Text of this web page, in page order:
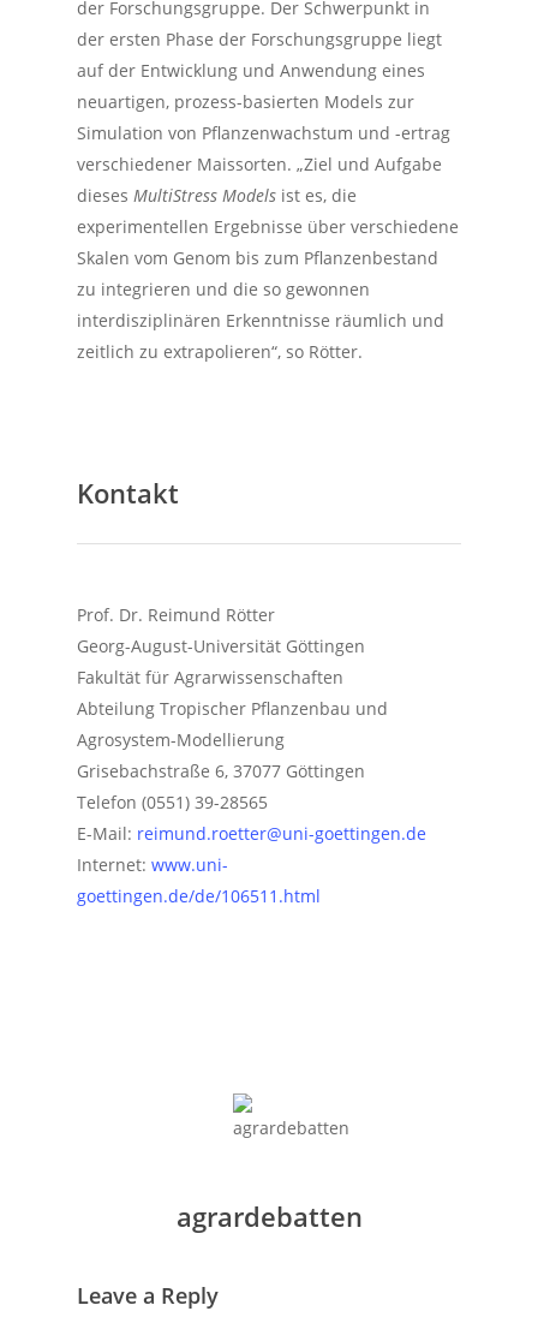
der Forschungsgruppe. Der Schwerpunkt in
der ersten Phase der Forschungsgruppe liegt
auf der Entwicklung und Anwendung eines
neuartigen, prozess-basierten Models zur
Simulation von Pflanzenwachstum und -ertrag
verschiedener Maissorten. „Ziel und Aufgabe
diesesMultiStress Models ist es, die
experimentellen Ergebnisse über verschiedene
Skalen vom Genom bis zum Pflanzenbestand
zu integrieren und die so gewonnen
interdisziplinären Erkenntnisse räumlich und
zeitlich zu extrapolieren“, so Rötter.
Kontakt
Prof. Dr. Reimund Rötter
Georg-August-Universität Göttingen
Fakultät für Agrarwissenschaften
Abteilung Tropischer Pflanzenbau und
Agrosystem-Modellierung
Grisebachstraße 6, 37077 Göttingen
Telefon (0551) 39-28565
E-Mail: reimund.roetter@uni-goettingen.de
Internet:www.uni-
goettingen.de/de/106511.html
agrardebatten
Leave a Reply